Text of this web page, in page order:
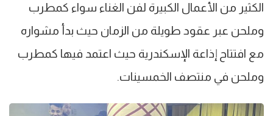
الكثير من الأعمال الكبيرة لفن الغناء سواء كمطرب
وملحن عبر عقود طويلة من الزمان حيث بدأ مشواره
مع افتتاح إذاعة الإسكندرية حيث اعتمد فيها كمطرب
وملحن في منتصف الخمسينات.